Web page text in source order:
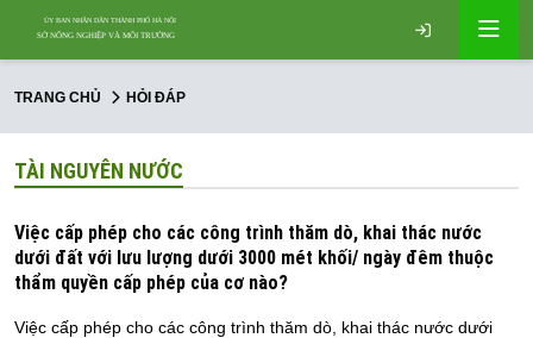
TRANG CHỦ HỎI ĐÁP
TÀI NGUYÊN NƯỚC
Việc cấp phép cho các công trình thăm dò, khai thác nước
dưới đất với lưu lượng dưới 3000 mét khối/ ngày đêm thuộc
thẩm quyền cấp phép của cơ nào?
Việc cấp phép cho các công trình thăm dò, khai thác nước dưới